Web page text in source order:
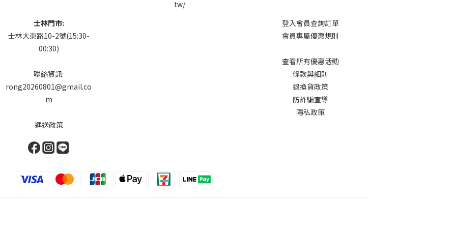
士林門市:
士林大東路10-2號(15:30-
00:30)
聯絡資訊:
rong20260801@gmail.co
m
運送政策
登入會員查詢訂單
會員專屬優惠規則
查看所有優惠活動
條款與細則
退換貨政策
防詐騙宣導
隱私政策